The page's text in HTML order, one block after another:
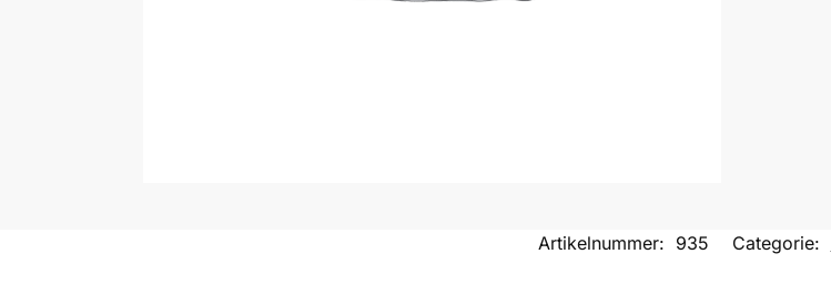
Artikelnummer: 935 Categorie: